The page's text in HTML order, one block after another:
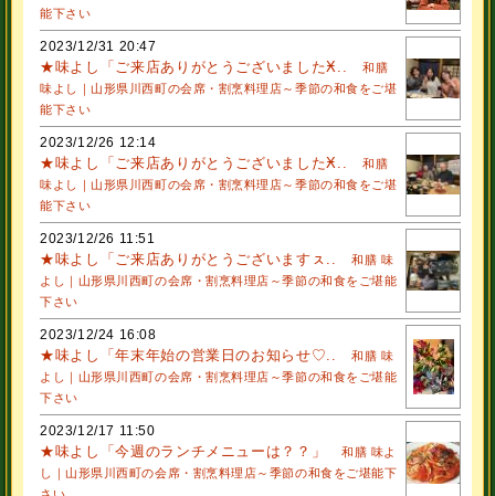
能下さい
2023/12/31 20:47
★味よし「ご来店ありがとうございましたӾ..
和膳
味よし｜山形県川西町の会席・割烹料理店～季節の和食をご堪
能下さい
2023/12/26 12:14
★味よし「ご来店ありがとうございましたӾ..
和膳
味よし｜山形県川西町の会席・割烹料理店～季節の和食をご堪
能下さい
2023/12/26 11:51
★味よし「ご来店ありがとうございますㇲ..
和膳 味
よし｜山形県川西町の会席・割烹料理店～季節の和食をご堪能
下さい
2023/12/24 16:08
★味よし「年末年始の営業日のお知らせ♡..
和膳 味
よし｜山形県川西町の会席・割烹料理店～季節の和食をご堪能
下さい
2023/12/17 11:50
★味よし「今週のランチメニューは？？」
和膳 味よ
し｜山形県川西町の会席・割烹料理店～季節の和食をご堪能下